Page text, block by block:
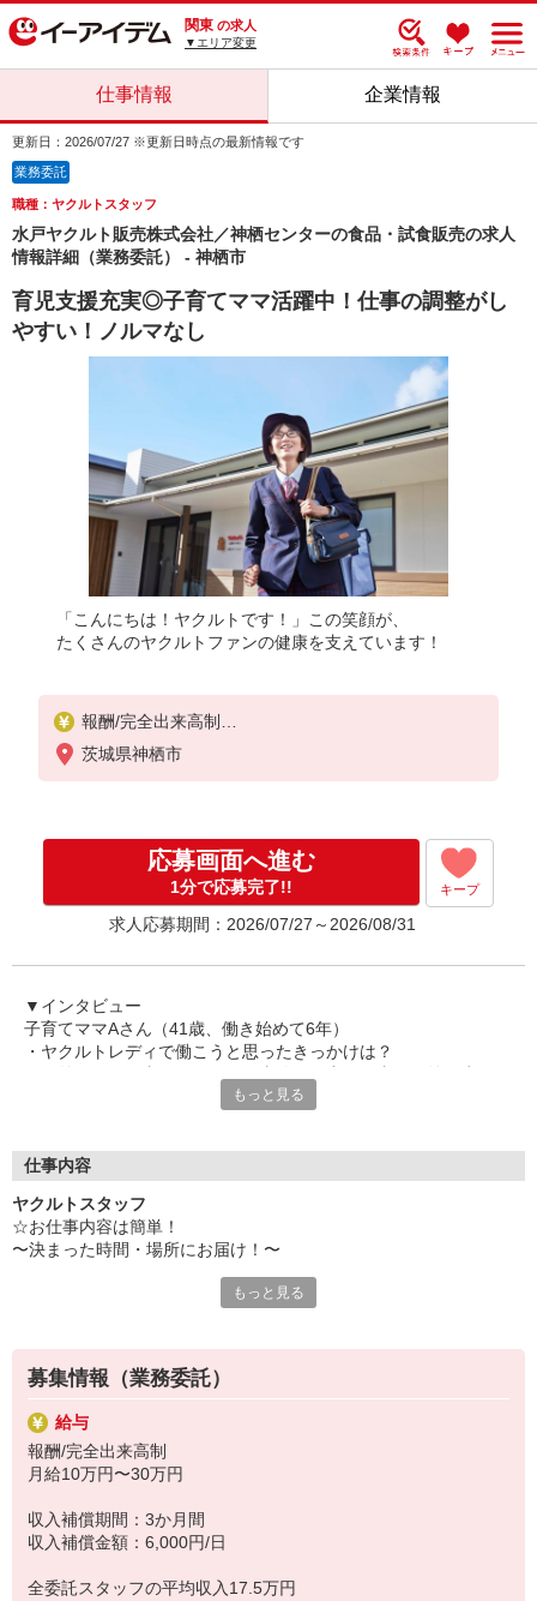
関東 の求人
▼エリア変更
仕事情報 企業情報
更新日：2026/07/27 ※更新日時点の最新情報です
業務委託
職種：ヤクルトスタッフ
水戸ヤクルト販売株式会社／神栖センターの食品・試食販売の求人
情報詳細（業務委託） - 神栖市
育児支援充実◎子育てママ活躍中！仕事の調整がし
やすい！ノルマなし
「こんにちは！ヤクルトです！」この笑顔が、
たくさんのヤクルトファンの健康を支えています！
報酬/完全出来高制
月給10万円〜30万円
全委託スタッフの平均収入17.5万円
研修制度あり
研修日数 10日
＊内容
1日目〜2日目：座学研修
1日の仕事の流れ、基本のお客さま対応 など
3日目〜4日目：現場研修
先輩スタッフと同行 など
5日目〜6日目：座学研修
7日目：現場研修
先輩スタッフと同行 など
8日目〜10日目：座学研修
お客さま対応、希望収入シミュレーション など
茨城県神栖市
応募画面へ進む
1分で応募完了!! キープ
求人応募期間：2026/07/27～2026/08/31
▼インタビュー
子育てママAさん（41歳、働き始めて6年）
・ヤクルトレディで働こうと思ったきっかけは？
事のほうが自分に向いていると思い、仕事を探していたところ
たくさんありますが、まず仕事と家庭の両立ができること。
また、研修が充実していて健康の勉強ができることです。
・仕事のやりがいはどんな時に感じますか？
お客さまの笑顔が見られた時や、お礼を言ってくださった時に、
勉強して覚えたことをお客様にお伝えしたいと思うこともモチベ
ーションに繋がります。
また、時間の調整ができるお仕事なので子供を目標の時間に寝か
せられた時など今日も頑張れた！と達成感でいっぱいになりま
す。
もっと見る
仕事内容
ヤクルトスタッフ
☆お仕事内容は簡単！
〜決まった時間・場所にお届け！〜
毎週心待ちにしてくださっている、決まったお客さまの自宅やオフ
＊ノルマ・商品買取りはありません！
☆未経験歓迎！研修・サポートも充実！
「販売は未経験だけど…」「商品が覚えられるか不安…」などの心
配もいりません！
■商品・お客さまについての説明
取り扱っている商品ラインナップや、お届け・販売するお客さまに
もっと見る
募集情報（業務委託）
給与
報酬/完全出来高制
月給10万円〜30万円
収入補償期間：3か月間
収入補償金額：6,000円/日
全委託スタッフの平均収入17.5万円